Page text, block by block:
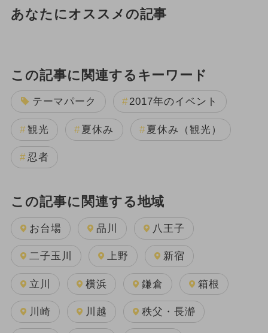
あなたにオススメの記事
この記事に関連するキーワード
テーマパーク 2017年のイベント
観光 夏休み 夏休み（観光）
忍者
この記事に関連する地域
お台場 品川 八王子
二子玉川 上野 新宿
立川 横浜 鎌倉 箱根
川崎 川越 秩父・長瀞